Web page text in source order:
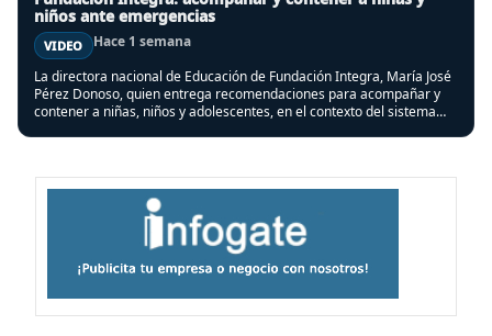
niños ante emergencias
VIDEO
Hace 1 semana
La directora nacional de Educación de Fundación Integra, María José
Pérez Donoso, quien entrega recomendaciones para acompañar y
contener a niñas, niños y adolescentes, en el contexto del sistema